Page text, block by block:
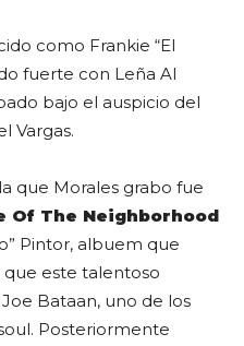
como Frankie “El
fuerte con Leña Al
bajo el auspicio del
Vargas.
que Morales grabo fue
Of The Neighborhood
Pintor, albuem que
este talentoso
Bataan, uno de los
Posteriormente